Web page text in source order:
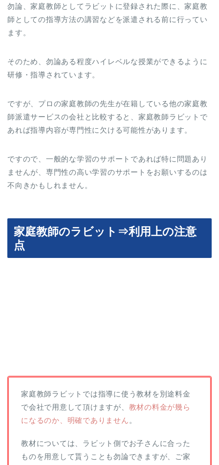
勿論、家庭教師としてラビットに登録された際に、家庭教
師としての指導方法の講習などを派遣される前に行ってい
ます。
そのため、勿論ある程度ハイレベルな授業ができるように
研修・指導されています。
ですが、プロの家庭教師の先生が在籍している他の家庭教
師派遣サービスの会社と比較すると、家庭教師ラビットで
あれば指導内容が専門性に欠ける可能性があります。
ですので、一般的な学習のサポートであれば特に問題あり
ませんが、専門性の高い学習のサポートをお願いするのは
不向きかもしれません。
家庭教師のラビット⇒利用上の注意
点
家庭教師ラビットでは指導に使う教材を別途料金
で会社で用意して頂けますが、 教材の料金が幾ら
になるのか、明確でありません 。
教材については、ラビット側でお子さんに合った
ものを用意して貰うことも勿論できますが、ご家